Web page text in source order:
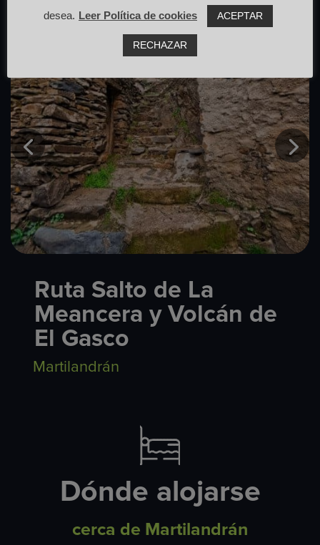
Ruta Salto de La
Meancera y Volcán de
El Gasco
Martilandrán
Dónde alojarse
cerca de Martilandrán
desea. Leer Política de cookies ACEPTAR
RECHAZAR